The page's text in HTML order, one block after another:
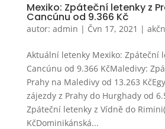
Mexiko: Zpáteční letenky z
Cancúnu od 9.366 Kč
autor: admin | Čvn 17, 2021 |
Aktuální letenky Mexiko: Zpáteční
Cancúnu od 9.366 KčMaledivy:
Prahy na Maledivy od 13.263
zájezdy z Prahy do Hurghady od
Zpáteční letenky z Vídně do
KčDominikánská...